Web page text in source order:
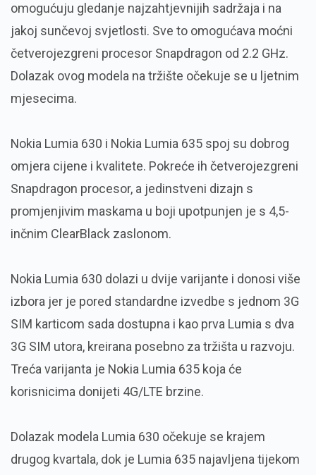
omogućuju gledanje najzahtjevnijih sadržaja i na
jakoj sunčevoj svjetlosti. Sve to omogućava moćni
četverojezgreni procesor Snapdragon od 2.2 GHz.
Dolazak ovog modela na tržište očekuje se u ljetnim
mjesecima.
Nokia Lumia 630 i Nokia Lumia 635 spoj su dobrog
omjera cijene i kvalitete. Pokreće ih četverojezgreni
Snapdragon procesor, a jedinstveni dizajn s
promjenjivim maskama u boji upotpunjen je s 4,5-
inčnim ClearBlack zaslonom.
Nokia Lumia 630 dolazi u dvije varijante i donosi više
izbora jer je pored standardne izvedbe s jednom 3G
SIM karticom sada dostupna i kao prva Lumia s dva
3G SIM utora, kreirana posebno za tržišta u razvoju.
Treća varijanta je Nokia Lumia 635 koja će
korisnicima donijeti 4G/LTE brzine.
Dolazak modela Lumia 630 očekuje se krajem
drugog kvartala, dok je Lumia 635 najavljena tijekom